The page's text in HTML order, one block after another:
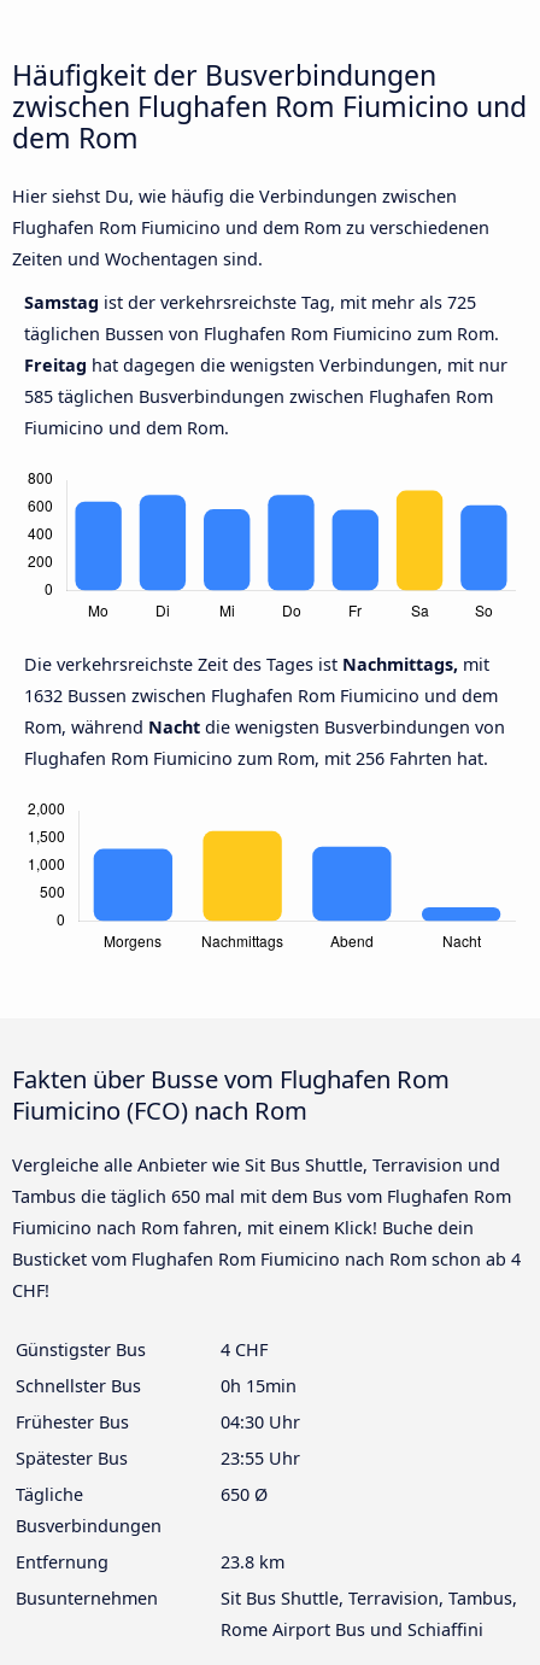
Häufigkeit der Busverbindungen
zwischen Flughafen Rom Fiumicino und
dem Rom
Hier siehst Du, wie häufig die Verbindungen zwischen
Flughafen Rom Fiumicino und dem Rom zu verschiedenen
Zeiten und Wochentagen sind.
Samstag ist der verkehrsreichste Tag, mit mehr als 725
täglichen Bussen von Flughafen Rom Fiumicino zum Rom.
Freitag hat dagegen die wenigsten Verbindungen, mit nur
585 täglichen Busverbindungen zwischen Flughafen Rom
Fiumicino und dem Rom.
Die verkehrsreichste Zeit des Tages ist Nachmittags, mit
1632 Bussen zwischen Flughafen Rom Fiumicino und dem
Rom, während Nacht die wenigsten Busverbindungen von
Flughafen Rom Fiumicino zum Rom, mit 256 Fahrten hat.
Fakten über Busse vom Flughafen Rom
Fiumicino (FCO) nach Rom
Vergleiche alle Anbieter wie Sit Bus Shuttle, Terravision und
Tambus die täglich 650 mal mit dem Bus vom Flughafen Rom
Fiumicino nach Rom fahren, mit einem Klick! Buche dein
Busticket vom Flughafen Rom Fiumicino nach Rom schon ab 4
CHF!
Günstigster Bus
4 CHF
Schnellster Bus
0h 15min
Frühester Bus
04:30 Uhr
Spätester Bus
23:55 Uhr
Tägliche
Busverbindungen
650 Ø
Entfernung
23.8 km
Busunternehmen
Sit Bus Shuttle, Terravision, Tambus,
Rome Airport Bus und Schiaffini